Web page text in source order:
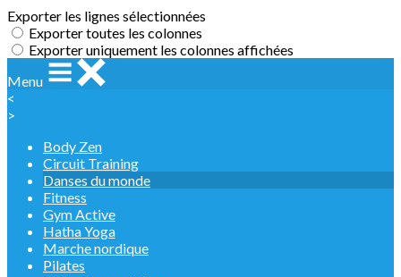
Exporter les lignes sélectionnées
Exporter toutes les colonnes
Exporter uniquement les colonnes affichées
Menu
<
>
Body Zen
Circuit Training
Danses du monde
Fitness
Gym Active
Hatha Yoga
Marche nordique
Pilates